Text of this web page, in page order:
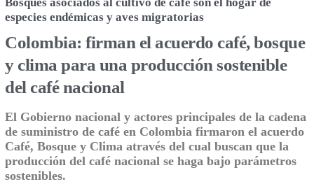
especies endémicas y aves migratorias
Colombia: firman el acuerdo café, bosque
y clima para una producción sostenible
del café nacional
El Gobierno nacional y actores principales de la cadena
de suministro de café en Colombia firmaron el acuerdo
Café, Bosque y Clima através del cual buscan que la
producción del café nacional se haga bajo parámetros
sostenibles.